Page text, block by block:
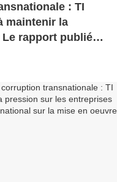
: TI
maintenir la
rapport publié
sur la mise en